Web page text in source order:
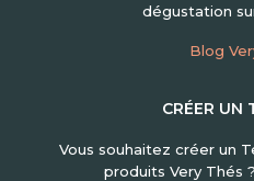
dégustation
Blog
CRÉER UN
Vous souhaitez créer un
produits Very Thés